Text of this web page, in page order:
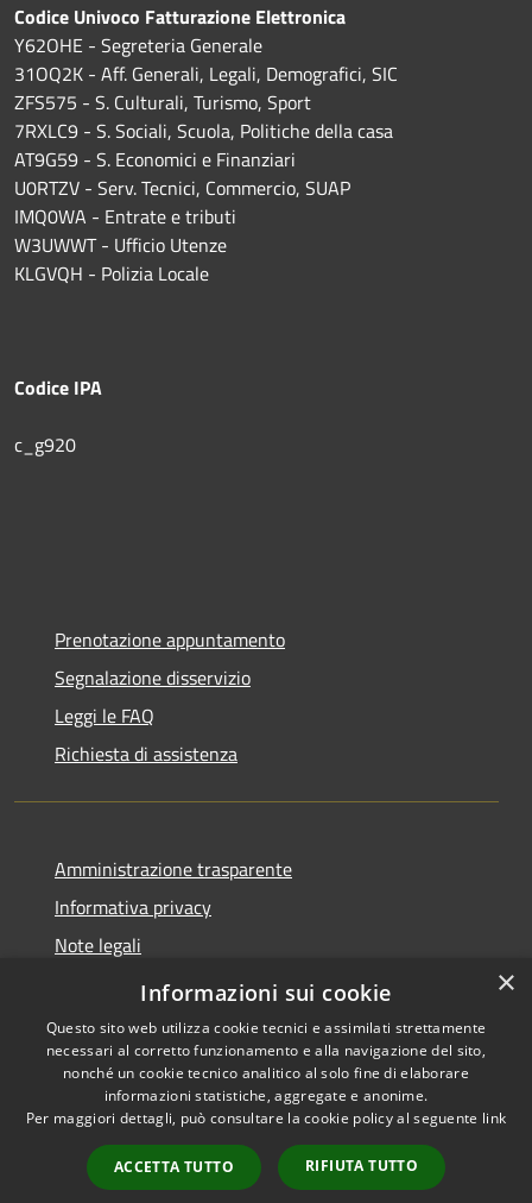
Codice Univoco Fatturazione Elettronica
Y62OHE - Segreteria Generale
31OQ2K - Aff. Generali, Legali, Demografici, SIC
ZFS575 - S. Culturali, Turismo, Sport
7RXLC9 - S. Sociali, Scuola, Politiche della casa
AT9G59 - S. Economici e Finanziari
U0RTZV - Serv. Tecnici, Commercio, SUAP
IMQ0WA - Entrate e tributi
W3UWWT - Ufficio Utenze
KLGVQH - Polizia Locale
Codice IPA
c_g920
Prenotazione appuntamento
Segnalazione disservizio
Leggi le FAQ
Richiesta di assistenza
Amministrazione trasparente
Informativa privacy
Note legali
Dichiarazione di accessibilità
Accessibilità
Copyright © 2026 • Comune di
Porto San Giorgio • Powered by
Municipium•
Accesso
redazione
×
Informazioni sui cookie
Questo sito web utilizza cookie tecnici e assimilati strettamente
necessari al corretto funzionamento e alla navigazione del sito,
nonché un cookie tecnico analitico al solo fine di elaborare
informazioni statistiche, aggregate e anonime.
Per maggiori dettagli, può consultare la cookie policy al seguente link
ACCETTA TUTTO RIFIUTA TUTTO